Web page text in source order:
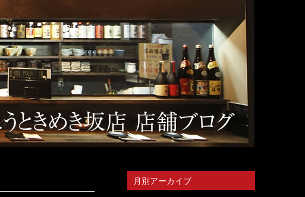
月別アーカイブ